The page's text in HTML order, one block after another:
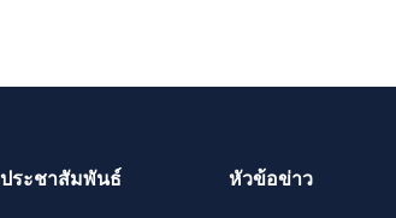
ระชาสัมพันธ์ หัวข้อข่าว